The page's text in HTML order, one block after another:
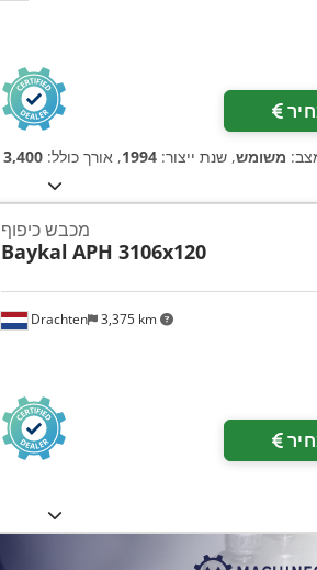
משומש, שנת ייצור: 1994, אורך כולל: 3,400 מ"מ
Drachten 3,375 km
מכבש כיפוף
Baykal APH 3106x120